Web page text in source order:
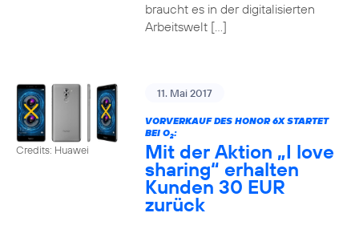
braucht es in der digitalisierten
Arbeitswelt […]
Credits: Huawei
11. Mai 2017
VORVERKAUF DES HONOR 6X STARTET
BEI O2:
Mit der Aktion „I love
sharing“ erhalten
Kunden 30 EUR
zurück